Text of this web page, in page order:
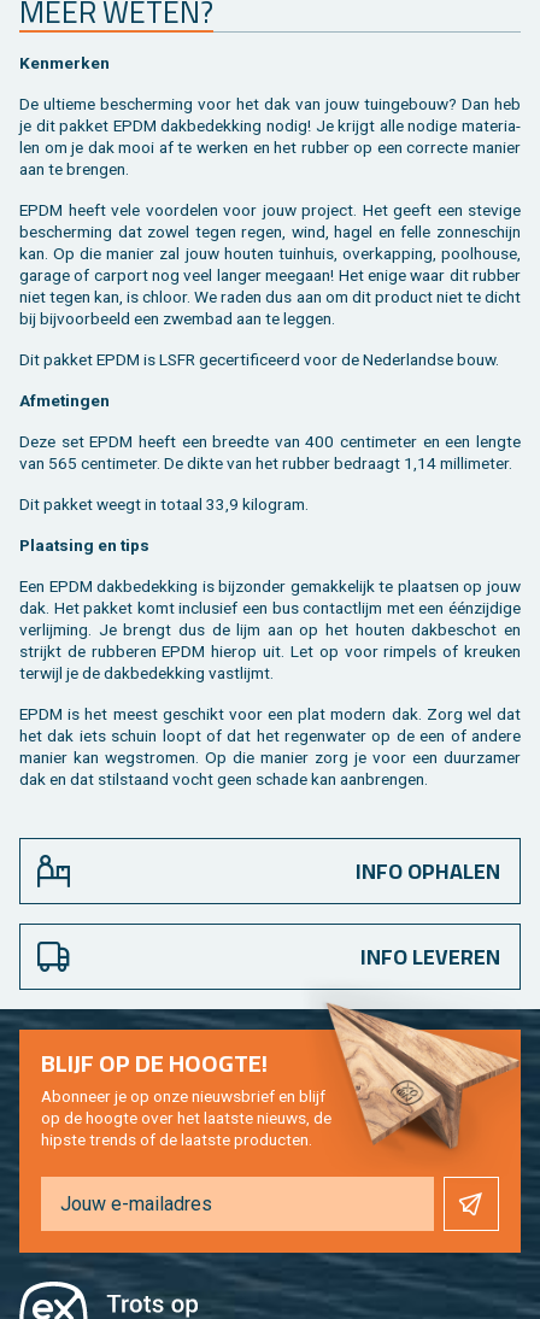
MEER WETEN?
Ken­mer­ken
De ul­tie­me be­scher­ming voor het dak van jouw tuin­ge­bouw? Dan heb
je dit pak­ket EPDM dak­be­dek­king nodig! Je krijgt alle no­di­ge ma­te­ri­a­
len om je dak mooi af te wer­ken en het rub­ber op een cor­rec­te ma­nier
aan te bren­gen.
EPDM heeft vele voor­de­len voor jouw pro­ject. Het geeft een ste­vi­ge
be­scher­ming dat zowel tegen regen, wind, hagel en felle zon­ne­schijn
kan. Op die ma­nier zal jouw hou­ten tuin­huis, over­kap­ping, pool­hou­se,
ga­ra­ge of car­port nog veel lan­ger mee­gaan! Het enige waar dit rub­ber
niet tegen kan, is chloor. We raden dus aan om dit pro­duct niet te dicht
bij bij­voor­beeld een zwem­bad aan te leg­gen.
Dit pak­ket EPDM is LSFR ge­cer­ti­fi­ceerd voor de Ne­der­land­se bouw.
Af­me­tin­gen
Deze set EPDM heeft een breed­te van 400 cen­ti­me­ter en een leng­te
van 565 cen­ti­me­ter. De dikte van het rub­ber be­draagt 1,14 mil­li­me­ter.
Dit pak­ket weegt in to­taal 33,9 ki­lo­gram.
Plaat­sing en tips
Een EPDM dak­be­dek­king is bij­zon­der ge­mak­ke­lijk te plaat­sen op jouw
dak. Het pak­ket komt in­clu­sief een bus con­tact­lijm met een éénzij­di­ge
ver­lij­ming. Je brengt dus de lijm aan op het hou­ten dak­be­schot en
strijkt de rub­be­ren EPDM hier­op uit. Let op voor rim­pels of kreu­ken
ter­wijl je de dak­be­dek­king vast­lijmt.
EPDM is het meest ge­schikt voor een plat mo­dern dak. Zorg wel dat
het dak iets schuin loopt of dat het re­gen­wa­ter op de een of an­de­re
ma­nier kan weg­stro­men. Op die ma­nier zorg je voor een duur­za­mer
dak en dat stil­staand vocht geen scha­de kan aan­bren­gen.
INFO OPHALEN
INFO LEVEREN
BLIJF OP DE HOOG­TE!
Abon­neer je op onze nieuws­brief en blijf
op de hoog­te over het laat­ste nieuws, de
hip­s­te trends of de laat­ste pro­duc­ten.